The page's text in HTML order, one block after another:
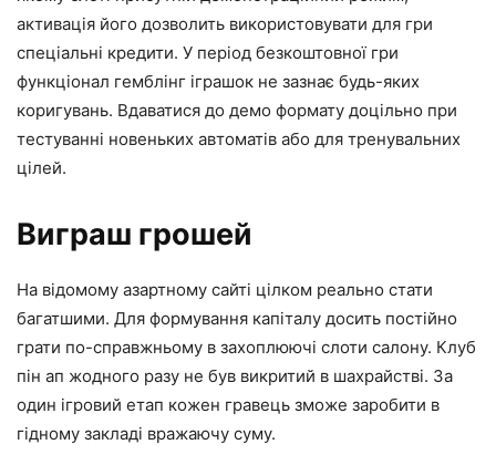
активація його дозволить використовувати для гри
спеціальні кредити. У період безкоштовної гри
функціонал гемблінг іграшок не зазнає будь-яких
коригувань. Вдаватися до демо формату доцільно при
тестуванні новеньких автоматів або для тренувальних
цілей.
Виграш грошей
На відомому азартному сайті цілком реально стати
багатшими. Для формування капіталу досить постійно
грати по-справжньому в захоплюючі слоти салону. Клуб
пін ап жодного разу не був викритий в шахрайстві. За
один ігровий етап кожен гравець зможе заробити в
гідному закладі вражаючу суму.